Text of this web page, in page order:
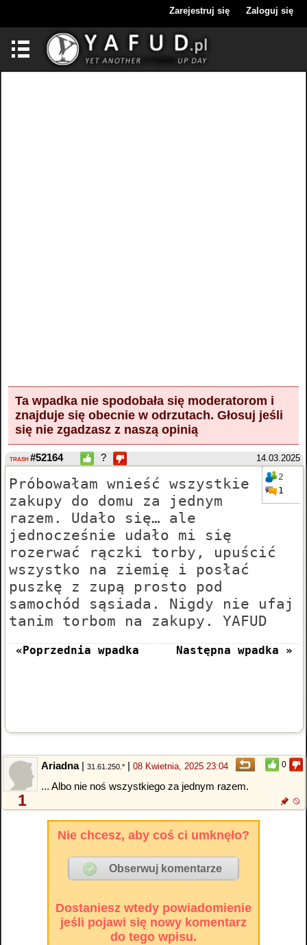
Zarejestruj się Zaloguj się
Ta wpadka nie spodobała się moderatorom i
znajduje się obecnie w odrzutach. Głosuj jeśli
się nie zgadzasz z naszą opinią
14.03.2025
TRASH #52164 ?
2
1
Próbowałam wnieść wszystkie
zakupy do domu za jednym
razem. Udało się… ale
jednocześnie udało mi się
rozerwać rączki torby, upuścić
wszystko na ziemię i posłać
puszkę z zupą prosto pod
samochód sąsiada. Nigdy nie ufaj
tanim torbom na zakupy. YAFUD
«Poprzednia wpadka Następna wpadka »
0
1
Ariadna| 31.61.250.* | 08 Kwietnia, 2025 23:04
... Albo nie noś wszystkiego za jednym razem.
Nie chcesz, aby coś ci umknęło?
Dostaniesz wtedy powiadomienie
jeśli pojawi się nowy komentarz
do tego wpisu.